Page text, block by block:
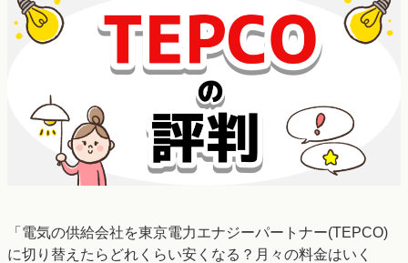
「電気の供給会社を東京電力エナジーパートナー(TEPCO)
に切り替えたらどれくらい安くなる？月々の料金はいく